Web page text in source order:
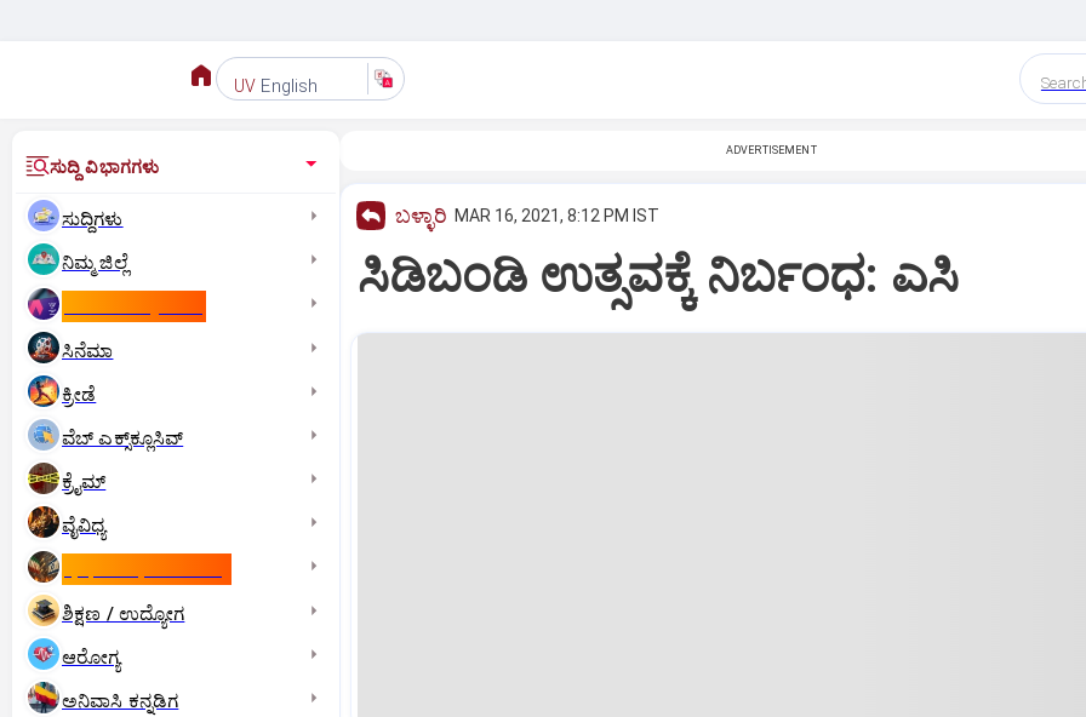
UV English
ಸುದ್ದಿ ವಿಭಾಗಗಳು
ಸುದ್ದಿಗಳು
ನಿಮ್ಮ ಜಿಲ್ಲೆ
ಸಿನೆಮಾ
ಕ್ರೀಡೆ
ವೆಬ್ ಎಕ್ಸ್‌ಕ್ಲೂಸಿವ್
ಕ್ರೈಮ್
ವೈವಿಧ್ಯ
ಶಿಕ್ಷಣ / ಉದ್ಯೋಗ
ಆರೋಗ್ಯ
ಅನಿವಾಸಿ ಕನ್ನಡಿಗ
ADVERTISEMENT
ಬಳ್ಳಾರಿ MAR 16, 2021, 8:12 PM IST
ಸಿಡಿಬಂಡಿ ಉತ್ಸವಕ್ಕೆ ನಿರ್ಬಂಧ: ಎಸಿ